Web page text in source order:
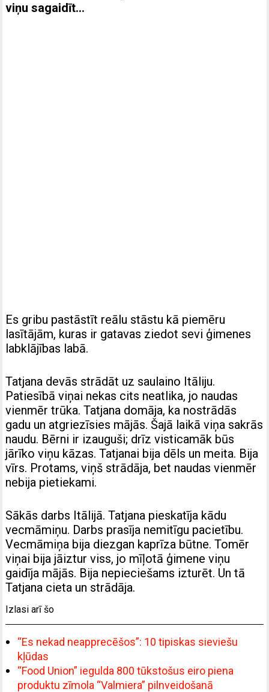
viņu sagaidīt…
Es gribu pastāstīt reālu stāstu kā piemēru
lasītājām, kuras ir gatavas ziedot sevi ģimenes
labklājības labā.
Tatjana devās strādāt uz saulaino Itāliju.
Patiesībā viņai nekas cits neatlika, jo naudas
vienmēr trūka. Tatjana domāja, ka nostrādās
gadu un atgriezīsies mājās. Šajā laikā viņa sakrās
naudu. Bērni ir izauguši; drīz visticamāk būs
jārīko viņu kāzas. Tatjanai bija dēls un meita. Bija
vīrs. Protams, viņš strādāja, bet naudas vienmēr
nebija pietiekami.
Sākās darbs Itālijā. Tatjana pieskatīja kādu
vecmāmiņu. Darbs prasīja nemitīgu pacietību.
Vecmāmiņa bija diezgan kaprīza būtne. Tomēr
viņai bija jāiztur viss, jo mīļotā ģimene viņu
gaidīja mājās. Bija nepieciešams izturēt. Un tā
Tatjana cieta un strādāja.
Izlasi arī šo
“Es nekad neapprecēšos”: 10 tipiskas sieviešu
kļūdas
“Food Union” iegulda 800 tūkstošus eiro piena
produktu zīmola “Valmiera” pilnveidošanā